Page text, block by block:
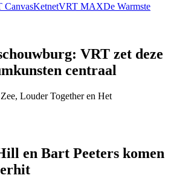
CanvasKetnetVRT MAXDe Warmste
VRT zet deze
centraal
Louder Together en Het
en Bart Peeters komen